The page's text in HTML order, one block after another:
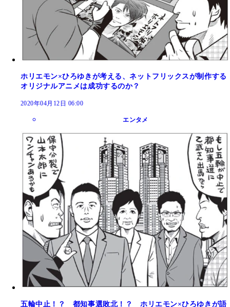
ホリエモン×ひろゆきが考える、ネットフリックスが制作する
オリジナルアニメは成功するのか？
2020年04月12日 06:00
エンタメ
五輪中止！？ 都知事選敗北！？ ホリエモン×ひろゆきが語